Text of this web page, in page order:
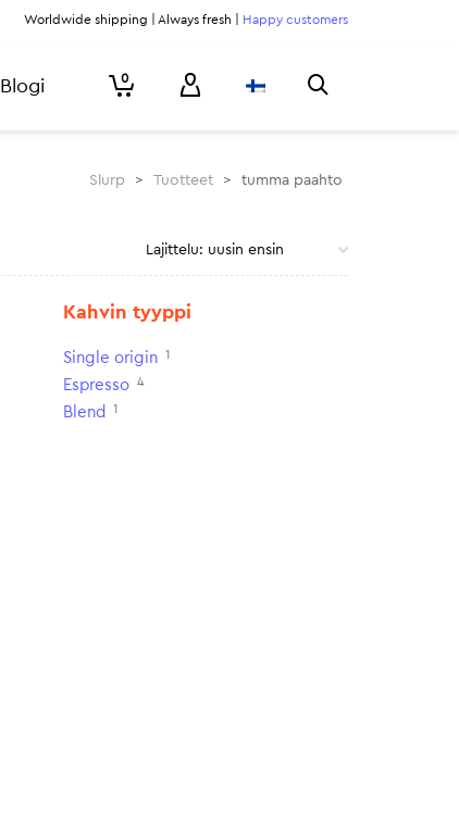
Worldwide shipping | Always fresh | Happy customers
Blogi 0
Slurp > Tuotteet > tumma paahto
Kahvin tyyppi
Single origin 1
Espresso 4
Blend 1